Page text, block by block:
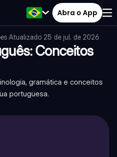
Abra o App
·Atualizado 25 de jul. de 2026
Conceitos
gramática e conceitos
portuguesa.